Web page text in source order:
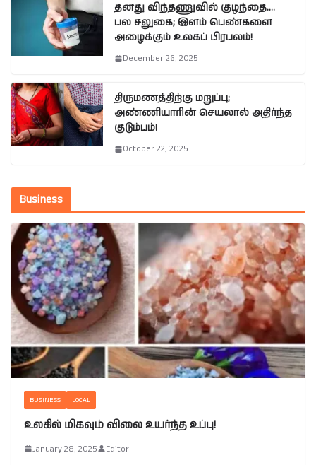
தனது விந்தணுவில் குழந்தை….
பல சலுகை; இளம் பெண்களை
அழைக்கும் உலகப் பிரபலம்!
December 26, 2025
திருமணத்திற்கு மறுப்பு;
அண்ணியாரின் செயலால் அதிர்ந்த
குடும்பம்!
October 22, 2025
Business
BUSINESS LOCAL
உலகில் மிகவும் விலை உயர்ந்த உப்பு!
January 28, 2025 Editor